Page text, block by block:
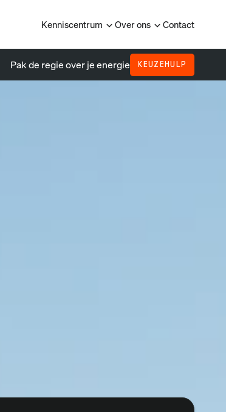
Kenniscentrum Over ons Contact
Pak de regie over je energie KEUZEHULP